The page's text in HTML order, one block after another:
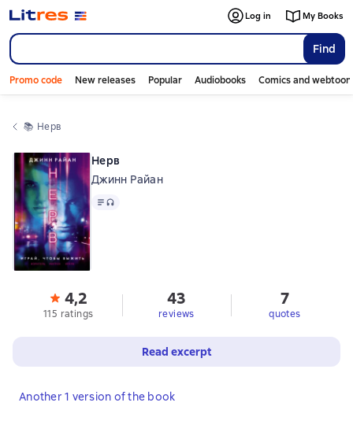
Find
Log in My Books
Promo code New releases Popular Audiobooks Comics and
📚 Нерв
Нерв
Джинн Райан
Text, audio format available
4,2
115 ratings
43
reviews
7
quotes
Read excerpt
Another 1 version of the book